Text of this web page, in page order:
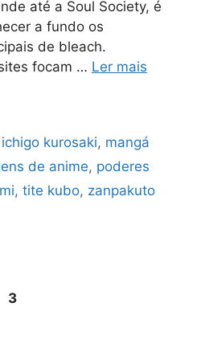
até a Soul Society, é
a fundo os
de bleach.
focam … Ler mais
ichigo kurosaki, mangá
de anime, poderes
, tite kubo, zanpakuto
Page
3